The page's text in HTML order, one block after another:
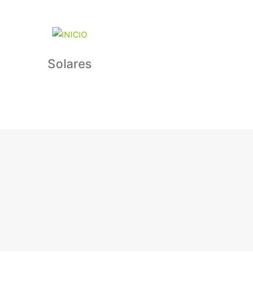
Solares